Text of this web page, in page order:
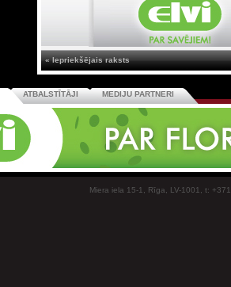
« Iepriekšējais raksts
ATBALSTĪTĀJI MEDIJU PARTNERI
Miera iela 15-1, Rīga, LV-1001, t: